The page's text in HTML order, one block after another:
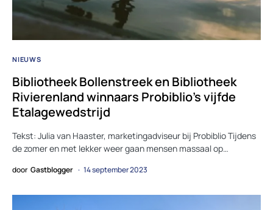
NIEUWS
Bibliotheek Bollenstreek en Bibliotheek
Rivierenland winnaars Probiblio’s vijfde
Etalagewedstrijd
Tekst: Julia van Haaster, marketingadviseur bij Probiblio Tijdens
de zomer en met lekker weer gaan mensen massaal op…
door Gastblogger 14 september 2023